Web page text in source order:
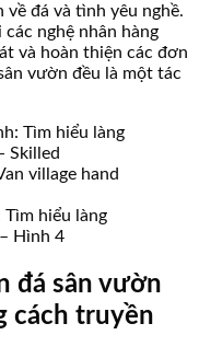
đá và tình yêu nghề.
nghệ nhân hàng
và hoàn thiện các đơn
vườn đều là một tác
hiểu làng
Hình 4
đá sân vườn
cách truyền